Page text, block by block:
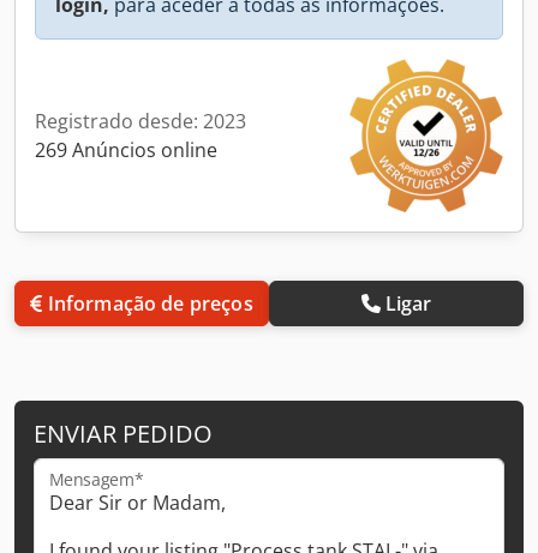
Registrado desde: 2023
269 Anúncios online
Informação de preços Ligar
ENVIAR PEDIDO
Mensagem*